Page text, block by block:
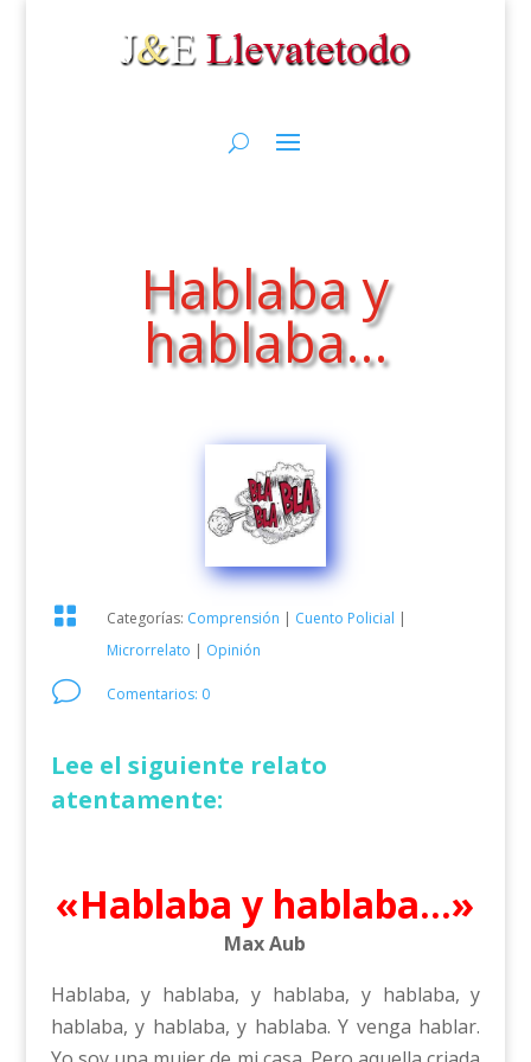
Hablaba y
hablaba…
 Categorías: Comprensión | Cuento Policial |
Microrrelato | Opinión
v Comentarios: 0
Lee el siguiente relato
atentamente:
«Hablaba y hablaba…»
Max Aub
Hablaba, y hablaba, y hablaba, y hablaba, y
hablaba, y hablaba, y hablaba. Y venga hablar.